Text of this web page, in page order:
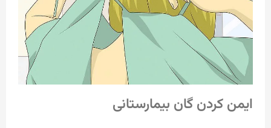
ایمن کردن گان بیمارستانی